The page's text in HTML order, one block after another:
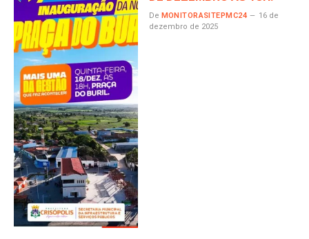
De MONITORASITEPMC24
16 de
dezembro de 2025